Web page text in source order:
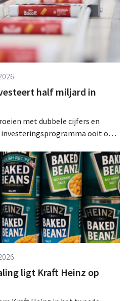
half miljard in
met dubbele cijfers en
ooit om
grijpen”.
ligt Kraft Heinz op